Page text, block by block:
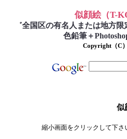
似顔絵（T-
゛全国区の有名人または地方
色鉛筆＋
Copyright（C
似
縮小画面をクリックして下